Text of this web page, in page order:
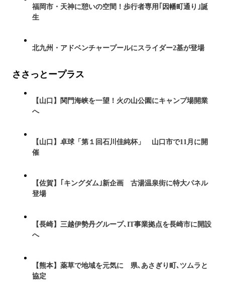
福岡市・天神に憩いの空間！歩行者専用｢因幡町通り｣誕
生
北九州・アドベンチャープールにスライダー2基が登場
ささっとープラス
【山口】関門海峡を一望！火の山公園にキャンプ場開業
へ
【山口】卓球「第１回石川佳純杯」 山口市で11月に開
催
【佐賀】｢キングダム｣新企画 古湯温泉街に特大パネル
登場
【長崎】三越伊勢丹グループ､IT事業拠点を長崎市に開設
へ
【熊本】薬草で地域を元気に 県､あさぎり町､ツムラと
協定